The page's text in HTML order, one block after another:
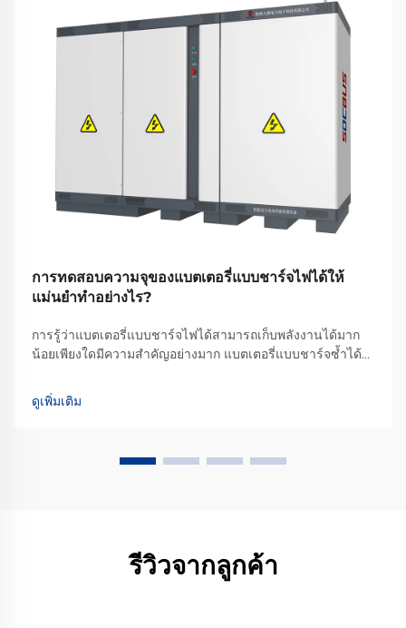
การทดสอบความจุของแบตเตอรี่แบบชาร์จไฟได้ให้
แม่นยำทำอย่างไร?
การรู้ว่าแบตเตอรี่แบบชาร์จไฟได้สามารถเก็บพลังงานได้มาก
น้อยเพียงใดมีความสำคัญอย่างมาก แบตเตอรี่แบบชาร์จซ้ำได้
สอบให้แน่ใจว่ามันสามารถจ่ายพลังงานออกมาได้มากเท่าใดเพื่อ
ใช้งานอุปกรณ์จึงเป็นสิ่งสำคัญ นอกจากนี้ยังบ่งบอกด้วยว่า...
ดูเพิ่มเติม
รีวิวจากลูกค้า